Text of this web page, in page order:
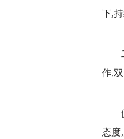
下,
作,
态度